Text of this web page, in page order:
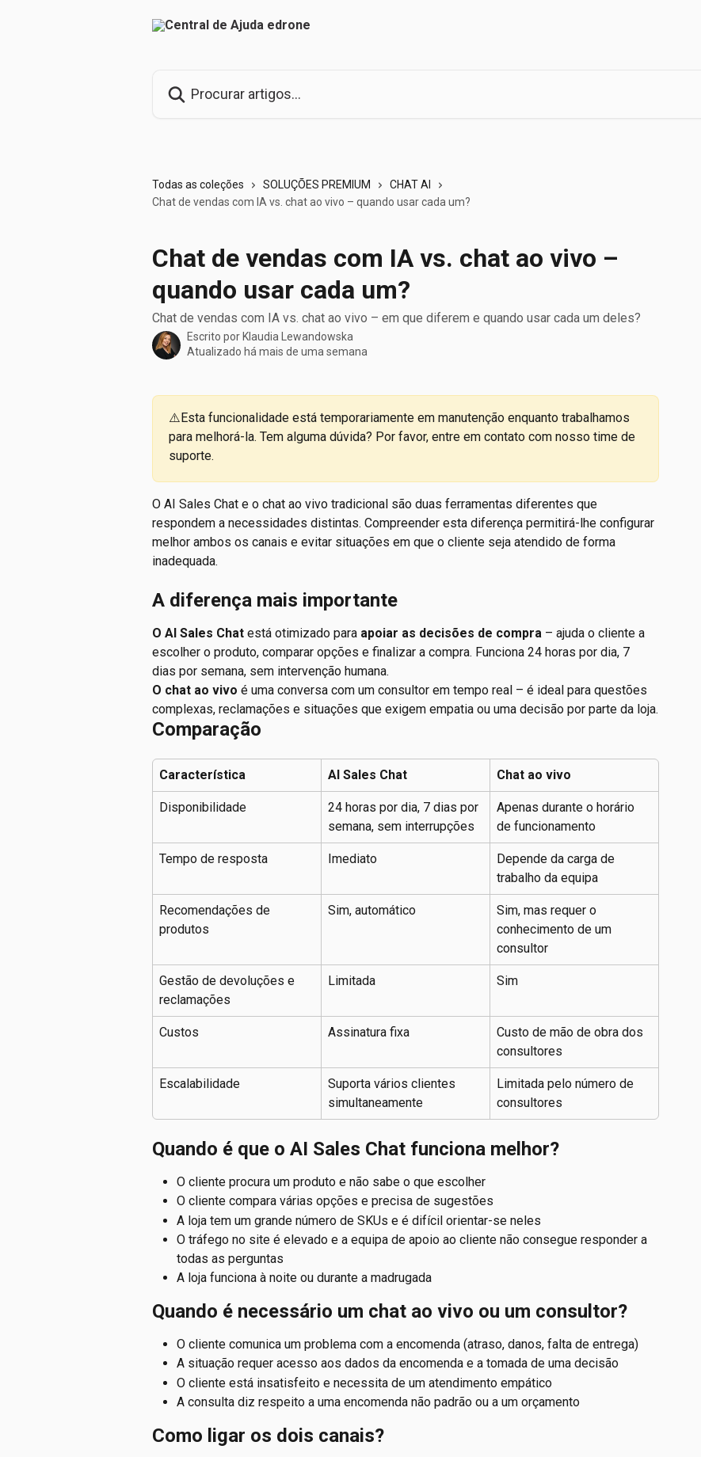
Todas as coleções SOLUÇÕES PREMIUM
CHAT AI
Chat de vendas com IA vs. chat ao vivo – quando usar cada um?
Chat de vendas com IA vs. chat ao vivo –
quando usar cada um?
Chat de vendas com IA vs. chat ao vivo – em que diferem e quando usar cada um deles?
Escrito por Klaudia Lewandowska
Atualizado há mais de uma semana
⚠️Esta funcionalidade está temporariamente em manutenção enquanto trabalhamos
para melhorá-la. Tem alguma dúvida? Por favor, entre em contato com nosso time de
suporte.
O AI Sales Chat e o chat ao vivo tradicional são duas ferramentas diferentes que
respondem a necessidades distintas. Compreender esta diferença permitirá-lhe configurar
melhor ambos os canais e evitar situações em que o cliente seja atendido de forma
inadequada.
A diferença mais importante
O AI Sales Chat está otimizado para apoiar as decisões de compra – ajuda o cliente a
escolher o produto, comparar opções e finalizar a compra. Funciona 24 horas por dia, 7
dias por semana, sem intervenção humana.
O chat ao vivo é uma conversa com um consultor em tempo real – é ideal para questões
complexas, reclamações e situações que exigem empatia ou uma decisão por parte da loja.
Comparação
Característica AI Sales Chat Chat ao vivo
Disponibilidade
24 horas por dia, 7 dias por
semana, sem interrupções
Apenas durante o horário
de funcionamento
Tempo de resposta Imediato
Depende da carga de
trabalho da equipa
Recomendações de
produtos
Sim, automático
Sim, mas requer o
conhecimento de um
consultor
Gestão de devoluções e
reclamações
Limitada Sim
Custos Assinatura fixa
Custo de mão de obra dos
consultores
Escalabilidade
Suporta vários clientes
simultaneamente
Limitada pelo número de
consultores
Quando é que o AI Sales Chat funciona melhor?
O cliente procura um produto e não sabe o que escolher
O cliente compara várias opções e precisa de sugestões
A loja tem um grande número de SKUs e é difícil orientar-se neles
O tráfego no site é elevado e a equipa de apoio ao cliente não consegue responder a
todas as perguntas
A loja funciona à noite ou durante a madrugada
Quando é necessário um chat ao vivo ou um consultor?
O cliente comunica um problema com a encomenda (atraso, danos, falta de entrega)
A situação requer acesso aos dados da encomenda e a tomada de uma decisão
O cliente está insatisfeito e necessita de um atendimento empático
A consulta diz respeito a uma encomenda não padrão ou a um orçamento
Como ligar os dois canais?